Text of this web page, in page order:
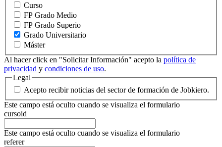
Curso
FP Grado Medio
FP Grado Superio
Grado Universitario
Máster
Al hacer click en "Solicitar Información" acepto la política de
privacidad y condiciones de uso.
Legal
Acepto recibir noticias del sector de formación de Jobkiero.
Este campo está oculto cuando se visualiza el formulario
cursoid
Este campo está oculto cuando se visualiza el formulario
referer